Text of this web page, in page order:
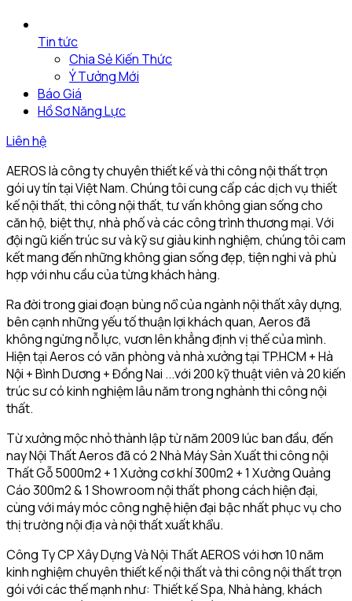
Tin tức
Chia Sẻ Kiến Thức
Ý Tưởng Mới
Báo Giá
Hồ Sơ Năng Lực
Liên hệ
AEROS là công ty chuyên thiết kế và thi công nội thất trọn
gói uy tín tại Việt Nam. Chúng tôi cung cấp các dịch vụ thiết
kế nội thất, thi công nội thất, tư vấn không gian sống cho
căn hộ, biệt thự, nhà phố và các công trình thương mại. Với
đội ngũ kiến trúc sư và kỹ sư giàu kinh nghiệm, chúng tôi cam
kết mang đến những không gian sống đẹp, tiện nghi và phù
hợp với nhu cầu của từng khách hàng.
Ra đời trong giai đoạn bùng nổ của ngành nội thất xây dựng,
bên cạnh những yếu tố thuận lợi khách quan, Aeros đã
không ngừng nỗ lực, vươn lên khẳng định vị thế của mình.
Hiện tại Aeros có văn phòng và nhà xưởng tại TP.HCM + Hà
Nội + Bình Dương + Đồng Nai ...với 200 kỹ thuật viên và 20 kiến
trúc sư có kinh nghiệm lâu năm trong nghành thi công nội
thất.
Từ xưởng mộc nhỏ thành lập từ năm 2009 lúc ban đầu, đến
nay Nội Thất Aeros đã có 2 Nhà Máy Sản Xuất thi công nội
Thất Gỗ 5000m2 + 1 Xưởng cơ khí 300m2 + 1 Xưởng Quảng
Cáo 300m2 & 1 Showroom nội thất phong cách hiện đại,
cùng với máy móc công nghệ hiện đại bậc nhất phục vụ cho
thị trường nội địa và nội thất xuất khẩu.
Công Ty CP Xây Dựng Và Nội Thất AEROS với hơn 10 năm
kinh nghiệm chuyên thiết kế nội thất và thi công nội thất trọn
gói với các thế mạnh như: Thiết kế Spa, Nhà hàng, khách